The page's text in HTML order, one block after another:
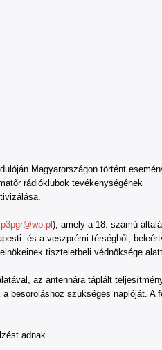
Magyarországon történt
rádióklubok tevékenységének
), amely a 18. számú
és a veszprémi térségből,
tiszteletbeli védnöksége
az antennára táplált
besoroláshoz szükséges naplóját. A
adnak.